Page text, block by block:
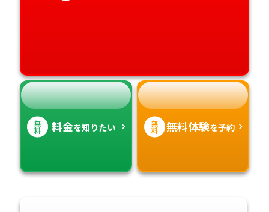
無
料 料金を知りたい 無
料 無料体験を予約